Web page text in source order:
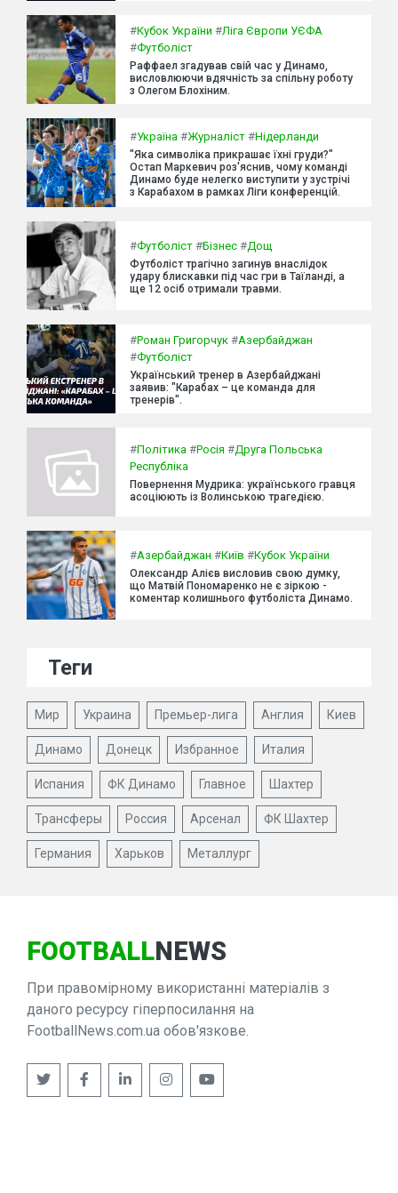
#Кубок України #Ліга Європи УЄФА
#Футболіст
Раффаел згадував свій час у Динамо,
висловлюючи вдячність за спільну роботу
з Олегом Блохіним.
#Україна #Журналіст #Нідерланди
"Яка символіка прикрашає їхні груди?"
Остап Маркевич роз'яснив, чому команді
Динамо буде нелегко виступити у зустрічі
з Карабахом в рамках Ліги конференцій.
#Футболіст #Бізнес #Дощ
Футболіст трагічно загинув внаслідок
удару блискавки під час гри в Таїланді, а
ще 12 осіб отримали травми.
#Роман Григорчук #Азербайджан
#Футболіст
Український тренер в Азербайджані
заявив: "Карабах – це команда для
тренерів".
#Політика #Росія #Друга Польська
Республіка
Повернення Мудрика: українського гравця
асоціюють із Волинською трагедією.
#Азербайджан #Київ #Кубок України
Олександр Алієв висловив свою думку,
що Матвій Пономаренко не є зіркою -
коментар колишнього футболіста Динамо.
Теги
Мир Украина Премьер-лига Англия Киев
Динамо Донецк Избранное Италия
Испания ФК Динамо Главное Шахтер
Трансферы Россия Арсенал ФК Шахтер
Германия Харьков Металлург
FOOTBALLNEWS
При правомірному використанні матеріалів з
даного ресурсу гіперпосилання на
FootballNews.com.ua обов'язкове.